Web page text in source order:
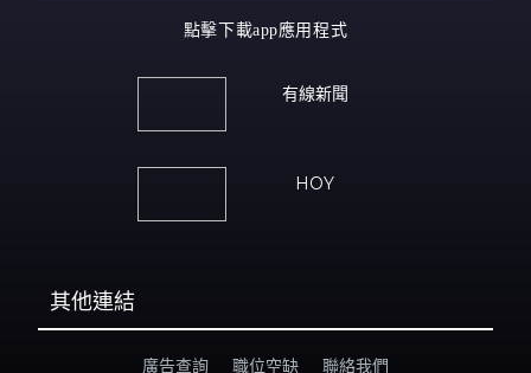
點擊下載app應用程式
有線新聞
HOY
其他連結
廣告查詢 職位空缺 聯絡我們